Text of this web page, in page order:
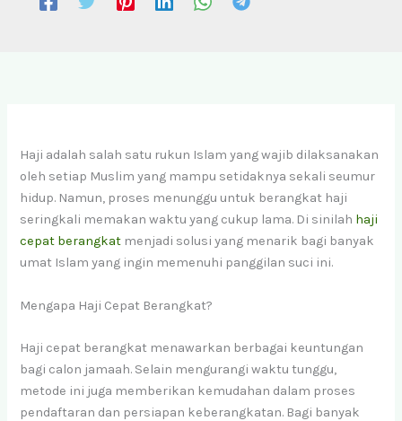
Haji adalah salah satu rukun Islam yang wajib dilaksanakan
oleh setiap Muslim yang mampu setidaknya sekali seumur
hidup. Namun, proses menunggu untuk berangkat haji
seringkali memakan waktu yang cukup lama. Di sinilah haji
cepat berangkat menjadi solusi yang menarik bagi banyak
umat Islam yang ingin memenuhi panggilan suci ini.
Mengapa Haji Cepat Berangkat?
Haji cepat berangkat menawarkan berbagai keuntungan
bagi calon jamaah. Selain mengurangi waktu tunggu,
metode ini juga memberikan kemudahan dalam proses
pendaftaran dan persiapan keberangkatan. Bagi banyak